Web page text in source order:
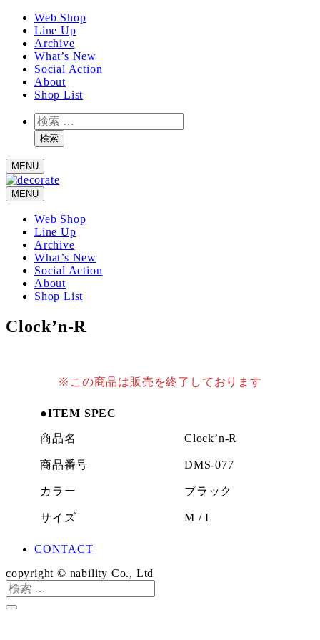
動
Web Shop
Line Up
Archive
What’s New
Social Action
About
Shop List
検
索検索
MENU
MENU
Web Shop
Line Up
Archive
What’s New
Social Action
About
Shop List
Clock’n-R
※この商品は販売を終了しております
●ITEM SPEC
商品名 Clock’n-R
商品番号 DMS-077
カラー ブラック
サイズ M / L
CONTACT
copyright © nability Co., Ltd
検
索